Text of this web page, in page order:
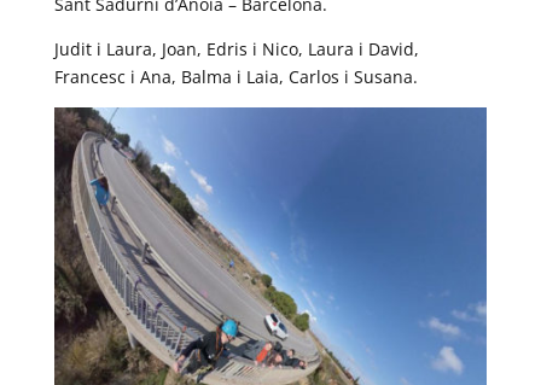
Judit i Laura, Joan, Edris i Nico, Laura i David,
Francesc i Ana, Balma i Laia, Carlos i Susana.